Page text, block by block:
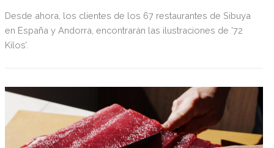
Desde ahora, los clientes de los 67 restaurantes de Sibuya
en España y Andorra, encontrarán las ilustraciones de ’72
Kilos’.